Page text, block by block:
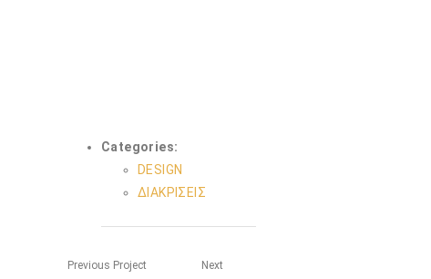
Categories:
DESIGN
ΔΙΑΚΡΙΣΕΙΣ
Previous Project Next